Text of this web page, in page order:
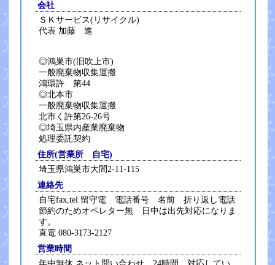
会社
ＳＫサービス(リサイクル)
代表 加藤 進
◎鴻巣市(旧吹上市)
一般廃棄物収集運搬
鴻環許 第44
◎北本市
一般廃棄物収集運搬
北市く許第26-26号
◎埼玉県内産業廃棄物
処理委託契約
住所(営業所 自宅)
埼玉県鴻巣市大間2-11-115
連絡先
自宅fax,tel 留守電 電話番号 名前 折り返し電話
節約のためオペレター無 日中は出先対応になりま
す。
直電 080-3173-2127
営業時間